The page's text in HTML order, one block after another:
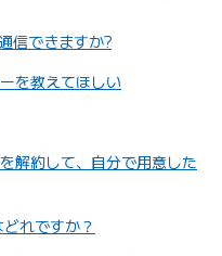
信できますか?
を教えてほしい
解約して、自分で用意した
れですか？